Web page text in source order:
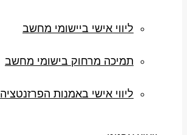
ליווי אישי ביישומי מחשב
תמיכה מרחוק בישומי מחשב
ליווי אישי באמנות הפרזנטציה